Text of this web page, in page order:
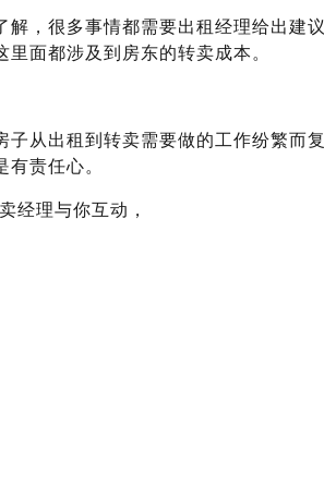
，很多事情都需要出租经理给出建
面都涉及到房东的转卖成本。
从出租到转卖需要做的工作纷繁而
有责任心。
经理与你互动，